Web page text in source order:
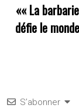
«« La barbarie
défie le monde
S’abonner